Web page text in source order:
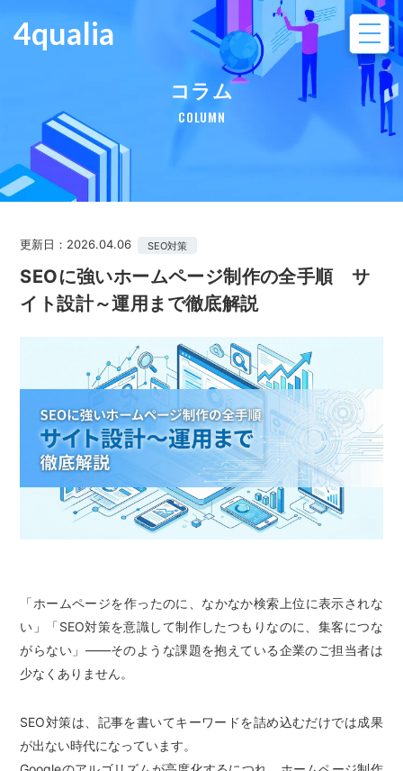
4qualia
コラム
COLUMN
更新日：2026.04.06 SEO対策
SEOに強いホームページ制作の全手順 サ
イト設計～運用まで徹底解説
「ホームページを作ったのに、なかなか検索上位に表示されな
い」「SEO対策を意識して制作したつもりなのに、集客につな
がらない」——そのような課題を抱えている企業のご担当者は
少なくありません。
SEO対策は、記事を書いてキーワードを詰め込むだけでは成果
が出ない時代になっています。